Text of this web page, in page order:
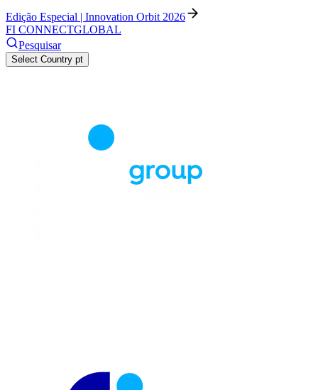
Edição Especial | Innovation Orbit 2026
FI CONNECTGLOBAL
Pesquisar
Select Country pt